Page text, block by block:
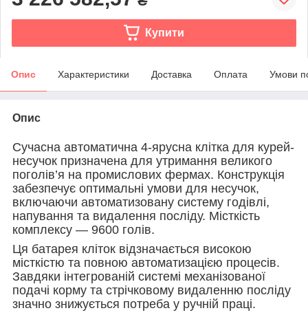
Купити
Опис Характеристики Доставка Оплата Умови
Опис
Сучасна автоматична 4-ярусна клітка для курей-
несучок призначена для утримання великого
поголів’я на промислових фермах. Конструкція
забезпечує оптимальні умови для несучок,
включаючи автоматизовану систему годівлі,
напування та видалення посліду. Місткість
комплексу — 9600 голів.
Ця батарея кліток відзначається високою
місткістю та повною автоматизацією процесів.
Завдяки інтегрованій системі механізованої
подачі корму та стрічковому видаленню посліду
значно знижується потреба у ручній праці.